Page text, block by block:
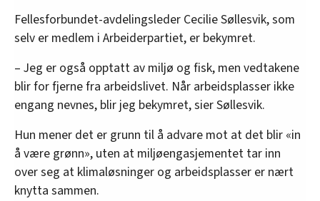
Fellesforbundet-avdelingsleder Cecilie Søllesvik, som
selv er medlem i Arbeiderpartiet, er bekymret.
– Jeg er også opptatt av miljø og fisk, men vedtakene
blir for fjerne fra arbeidslivet. Når arbeidsplasser ikke
engang nevnes, blir jeg bekymret, sier Søllesvik.
Hun mener det er grunn til å advare mot at det blir «in
å være grønn», uten at miljøengasjementet tar inn
over seg at klimaløsninger og arbeidsplasser er nært
knytta sammen.